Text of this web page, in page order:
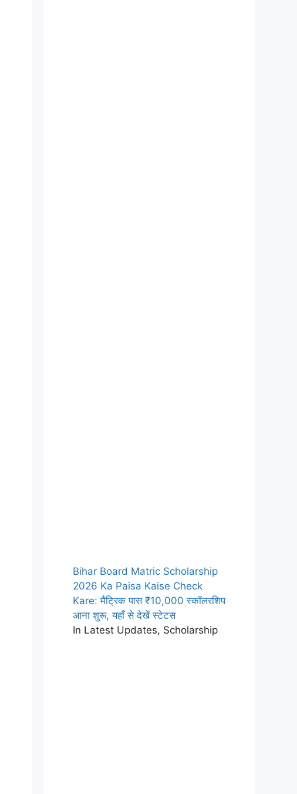
Bihar Board Matric Scholarship
2026 Ka Paisa Kaise Check
Kare: मैट्रिक पास ₹10,000 स्कॉलरशिप
आना शुरू, यहाँ से देखें स्टेटस
In Latest Updates, Scholarship